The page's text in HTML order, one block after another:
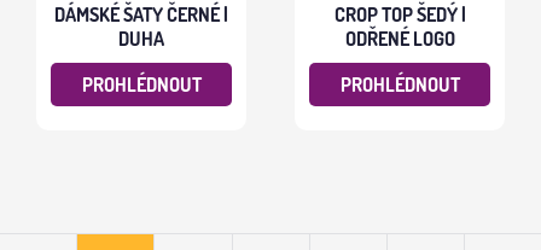
DÁMSKÉ ŠATY ČERNÉ |
DUHA
PROHLÉDNOUT
CROP TOP ŠEDÝ |
ODŘENÉ LOGO
PROHLÉDNOUT